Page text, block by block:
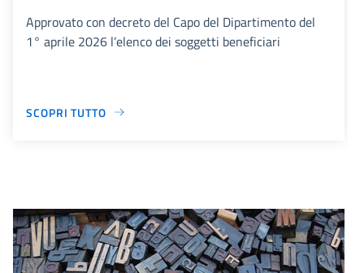
Approvato con decreto del Capo del Dipartimento del
1° aprile 2026 l’elenco dei soggetti beneficiari
SCOPRI TUTTO